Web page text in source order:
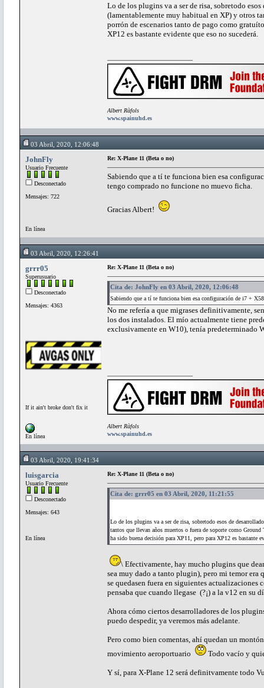
Lo de los plugins va a ser de risa, sobretodo
(lamentablemente muy habitual en XP) y otros
porrón de escenarios tanto de pago como
XP12 es bastante evidente que eso no sucederá.
Albert Ràfols
www.spainuhd.es
03 Abril, 2020, 12:06:48
JohnFly
Usuario Frecuente
Desconectado
Mensajes: 722
En línea
Re: X-Plane 11 (Beta o no)
Sabiendo que a tí te funciona bien esa
tengo comprado no funcione no muevo ficha.
Gracias Albert!
03 Abril, 2020, 12:26:41
grrr05
Superusuario
Desconectado
Mensajes: 4363
If it ain't broke don't fix it
En línea
Re: X-Plane 11 (Beta o no)
Cita de: JohnFly en 03 Abril, 2020, 12:06:48
Sabiendo que a tí te funciona bien esa configuración de i7 +
No me refería a que migrases definitivamente,
los dos instalados. El mío actualmente tiene
exclusivamente en W10), tenía predeterminado
Albert Ràfols
www.spainuhd.es
03 Abril, 2020, 19:41:34
luisgarcia
Usuario Frecuente
Desconectado
Mensajes: 643
En línea
Re: X-Plane 11 (Beta o no)
Cita de: grrr05 en 03 Abril, 2020, 11:21:55
Lo de los plugins va a ser de risa, sobretodo esos de
tantos que llevan años muertos o fuera de soporte como
ha sido buena decisión para XP11, pero para XP12 es bastante
\ Efectivamente, hay mucho plugins que
sea muy dado a tanto plugin), pero mi temor era
se quedasen fuera en siguientes
pensaba que cuando llegase (?¡) a la v12 en su
Ahora cómo ciertos desarrolladores de los
puedo despedir, ya veremos más adelante.
Pero como bien comentas, ahí quedan un
movimiento aeroportuario
Todo vacío y
Y sí, para X-Plane 12 será definitvamente todo